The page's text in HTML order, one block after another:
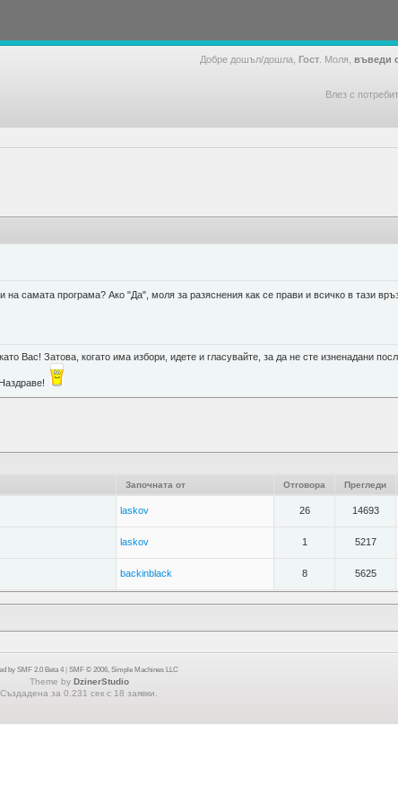
Добре дошъл/дошла, Гост . Моля, въведи
Влез с
самата програма? Ако "Да", моля за разяснения как се прави и всичко в тази
Вас! Затова, когато има избори, идете и гласувайте, за да не сте изненадани
Започната от Отговора Прегледи
laskov 26 14693
laskov 1 5217
backinblack 8 5625
by SMF 2.0 Beta 4 | SMF © 2006, Simple Machines LLC
Theme by DzinerStudio
Създадена за 0.231 сек с 18 заявки.